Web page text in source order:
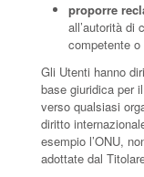
proporre
all’autorità di
competente
Gli Utenti hanno
base giuridica per
verso qualsiasi
diritto
esempio l’ONU,
adottate dal